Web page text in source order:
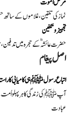
مرض الموت
نماز کی تلقین، غلاموں کے
تجہیز و تکفین
حضرت عائشہؓ کے حجرہ میں تدفین،
اصل پیغام
اتباع رسول ﷺ ہی کامیابی کا
آپ ﷺ کی زندگی کا ہر پہلو
عبادت